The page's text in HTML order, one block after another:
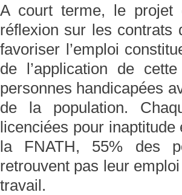
A court terme, le projet
réflexion sur les contrats
favoriser l’emploi
de l’application de
personnes handicapées
de la population.
licenciées pour
la FNATH, 55% des
retrouvent pas leur
travail.